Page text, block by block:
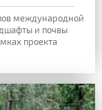
международной
и почвы
проекта